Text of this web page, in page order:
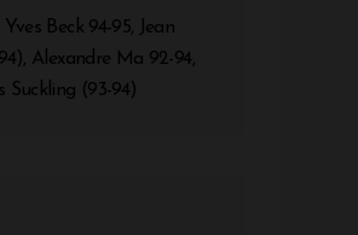
Beck 94-95, Jean
Alexandre Ma 92-94,
Suckling (93-94)